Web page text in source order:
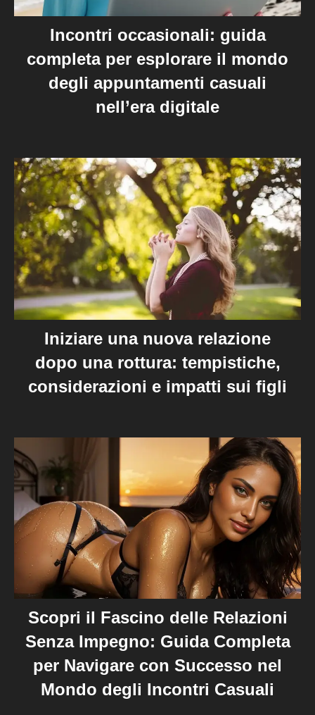
Incontri occasionali: guida
completa per esplorare il mondo
degli appuntamenti casuali
nell’era digitale
Iniziare una nuova relazione
dopo una rottura: tempistiche,
considerazioni e impatti sui figli
Scopri il Fascino delle Relazioni
Senza Impegno: Guida Completa
per Navigare con Successo nel
Mondo degli Incontri Casuali